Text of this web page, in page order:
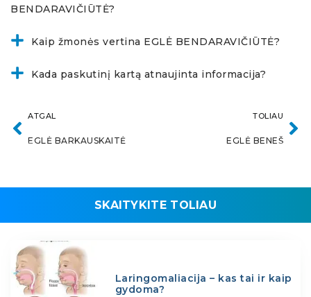
BENDARAVIČIŪTĖ?
Kaip žmonės vertina EGLĖ BENDARAVIČIŪTĖ?
Kada paskutinį kartą atnaujinta informacija?
ATGAL
EGLĖ BARKAUSKAITĖ
TOLIAU
EGLĖ BENEŠ
SKAITYKITE TOLIAU
Laringomaliacija – kas tai ir kaip
gydoma?